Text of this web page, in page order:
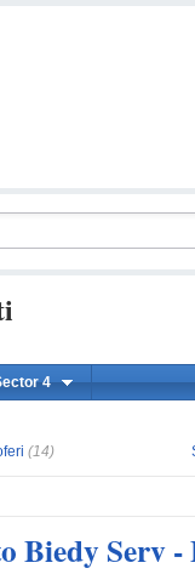
4
(14)
Biedy Serv -